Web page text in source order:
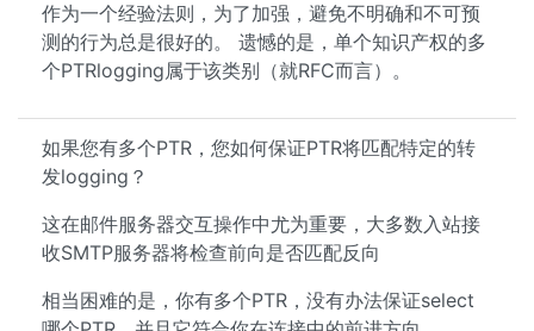
作为一个经验法则，为了加强，避免不明确和不可预
测的行为总是很好的。 遗憾的是，单个知识产权的多
个PTRlogging属于该类别（就RFC而言）。
如果您有多个PTR，您如何保证PTR将匹配特定的转
发logging？
这在邮件服务器交互操作中尤为重要，大多数入站接
收SMTP服务器将检查前向是否匹配反向
相当困难的是，你有多个PTR，没有办法保证select